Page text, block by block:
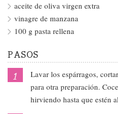
aceite de oliva virgen extra
vinagre de manzana
100 g pasta rellena
PASOS
Lavar los espárragos,
para otra preparación.
hirviendo hasta que estén